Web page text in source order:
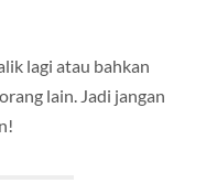
lagi atau bahkan
lain. Jadi jangan